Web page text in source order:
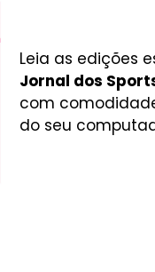
Leia as edições
Jornal dos
com
do seu